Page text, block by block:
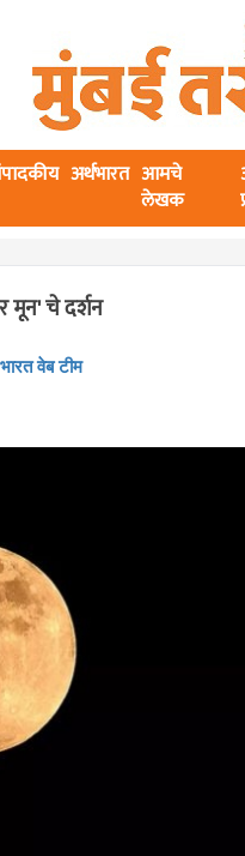
अर्थभारत आमचे
लेखक
मून' चे दर्शन
वेब टीम